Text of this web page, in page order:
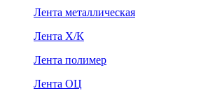
Лента металлическая
Лента Х/К
Лента полимер
Лента ОЦ